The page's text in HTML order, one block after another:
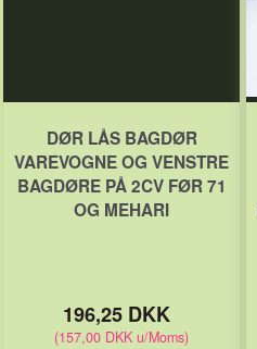
DØR LÅS BAGDØR
VAREVOGNE OG VENSTRE
BAGDØRE PÅ 2CV FØR 71
OG MEHARI
196,25 DKK
(157,00 DKK u/Moms)